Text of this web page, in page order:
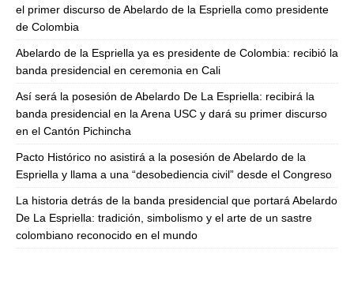
el primer discurso de Abelardo de la Espriella como presidente
de Colombia
Abelardo de la Espriella ya es presidente de Colombia: recibió la
banda presidencial en ceremonia en Cali
Así será la posesión de Abelardo De La Espriella: recibirá la
banda presidencial en la Arena USC y dará su primer discurso
en el Cantón Pichincha
Pacto Histórico no asistirá a la posesión de Abelardo de la
Espriella y llama a una “desobediencia civil” desde el Congreso
La historia detrás de la banda presidencial que portará Abelardo
De La Espriella: tradición, simbolismo y el arte de un sastre
colombiano reconocido en el mundo